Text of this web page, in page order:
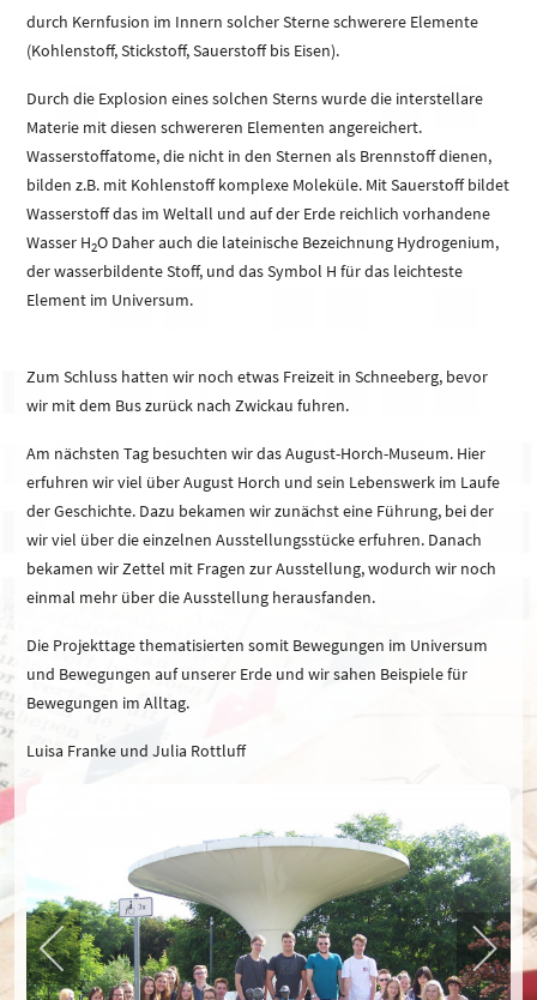
durch Kernfusion im Innern solcher Sterne schwerere Elemente
(Kohlenstoff, Stickstoff, Sauerstoff bis Eisen).
Durch die Explosion eines solchen Sterns wurde die interstellare
Materie mit diesen schwereren Elementen angereichert.
Wasserstoffatome, die nicht in den Sternen als Brennstoff dienen,
bilden z.B. mit Kohlenstoff komplexe Moleküle. Mit Sauerstoff bildet
Wasserstoff das im Weltall und auf der Erde reichlich vorhandene
Wasser H2O Daher auch die lateinische Bezeichnung Hydrogenium,
der wasserbildente Stoff, und das Symbol H für das leichteste
Element im Universum.
Zum Schluss hatten wir noch etwas Freizeit in Schneeberg, bevor
wir mit dem Bus zurück nach Zwickau fuhren.
Am nächsten Tag besuchten wir das August-Horch-Museum. Hier
erfuhren wir viel über August Horch und sein Lebenswerk im Laufe
der Geschichte. Dazu bekamen wir zunächst eine Führung, bei der
wir viel über die einzelnen Ausstellungsstücke erfuhren. Danach
bekamen wir Zettel mit Fragen zur Ausstellung, wodurch wir noch
einmal mehr über die Ausstellung herausfanden.
Die Projekttage thematisierten somit Bewegungen im Universum
und Bewegungen auf unserer Erde und wir sahen Beispiele für
Bewegungen im Alltag.
Luisa Franke und Julia Rottluff